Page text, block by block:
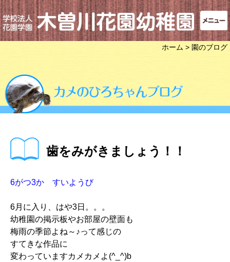
ホーム > 園のブログ
歯をみがきましょう！！
6がつ3か すいようび
6月に入り、はや3日。。。
幼稚園の掲示板やお部屋の壁面も
梅雨の季節よね～♪って感じの
すてきな作品に
変わっていますカメカメよ(^_^)b